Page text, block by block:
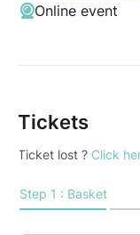
Online event
Tickets